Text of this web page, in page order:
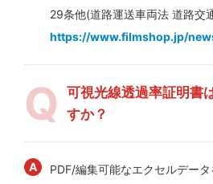
29条他(道路運送車両法 道路交
https://www.filmshop.jp/
可視光線透過率証明書
すか？
PDF/編集可能なエクセルデー